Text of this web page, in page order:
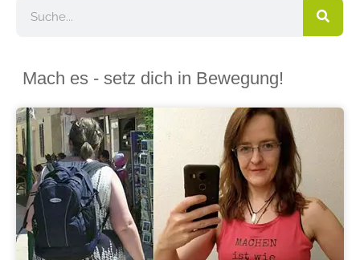
Mach es - setz dich in Bewegung!